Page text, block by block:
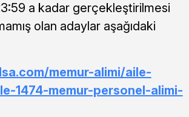
a kadar gerçekleştirilmesi
olan adaylar aşağıdaki
memur-alimi/aile-
1474-memur-personel-alimi-